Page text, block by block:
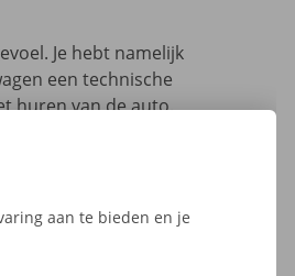
Je hebt namelijk
een technische
huren van de auto.
aan te bieden en je